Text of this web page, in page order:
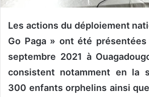
i
Les actions du déploiement
Go Paga » ont été
septembre 2021 à
consistent notamment en la
300 enfants orphelins ainsi